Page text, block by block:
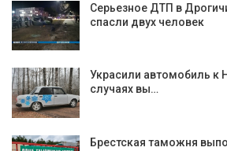
Серьезное ДТП в
спасли двух человек
Украсили автомобиль к
случаях вы…
Брестская таможня